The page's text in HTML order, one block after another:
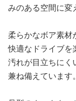
みのある空間に変
柔らかなボア素材
快適なドライブを
汚れが目立ちにく
兼ね備えています。